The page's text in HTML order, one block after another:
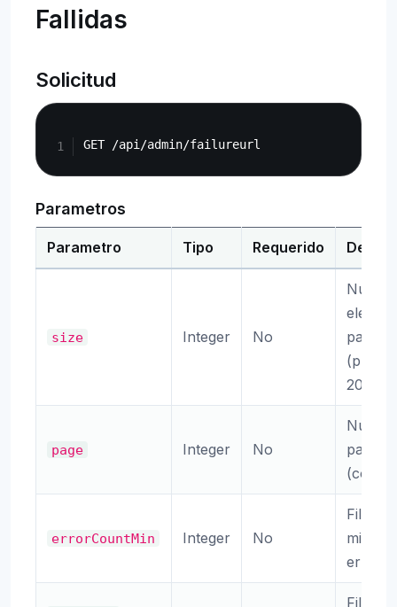
Fallidas
Solicitud
Parametros
Parametro Tipo Requerido
size Integer No
pagina
20)
page Integer No
pagina
errorCountMin Integer No
Filtro
errores
Filtro